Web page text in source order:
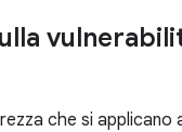
che si applicano